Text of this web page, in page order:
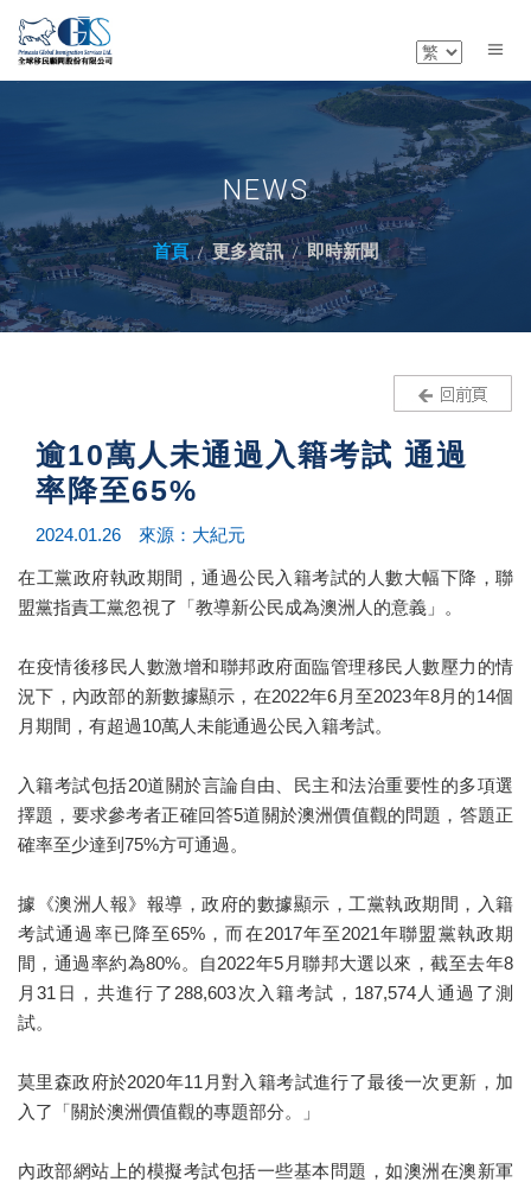
NEWS
首頁 更多資訊 即時新聞
逾10萬人未通過入籍考試 通過
率降至65%
2024.01.26 來源：大紀元
在工黨政府執政期間，通過公民入籍考試的人數大幅下降，聯
盟黨指責工黨忽視了「教導新公民成為澳洲人的意義」。
在疫情後移民人數激增和聯邦政府面臨管理移民人數壓力的情
況下，內政部的新數據顯示，在2022年6月至2023年8月的14個
月期間，有超過10萬人未能通過公民入籍考試。
入籍考試包括20道關於言論自由、民主和法治重要性的多項選
擇題，要求參考者正確回答5道關於澳洲價值觀的問題，答題正
確率至少達到75%方可通過。
據《澳洲人報》報導，政府的數據顯示，工黨執政期間，入籍
考試通過率已降至65%，而在2017年至2021年聯盟黨執政期
間，通過率約為80%。自2022年5月聯邦大選以來，截至去年8
月31日，共進行了288,603次入籍考試，187,574人通過了測
試。
莫里森政府於2020年11月對入籍考試進行了最後一次更新，加
入了「關於澳洲價值觀的專題部分。」
內政部網站上的模擬考試包括一些基本問題，如澳洲在澳新軍